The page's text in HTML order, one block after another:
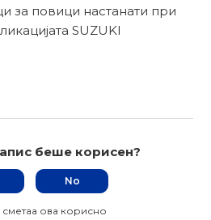
за повици настанати при
SUZUKI
беше корисен?
No
ова корисно